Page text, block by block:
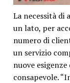
La necessità di
un lato, per
numero di
un servizio
nuove
consapevole.